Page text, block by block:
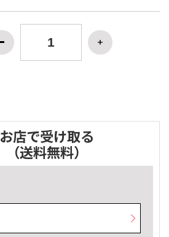
お店で受け取る
（送料無料）